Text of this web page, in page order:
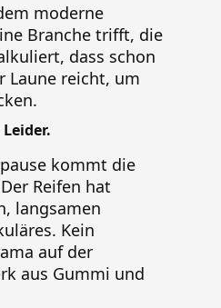
moderne
Branche trifft, die
dass schon
Laune reicht, um
kommt die
Reifen hat
langsamen
Kein
auf der
aus Gummi und